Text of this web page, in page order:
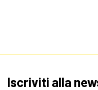
Iscriviti alla